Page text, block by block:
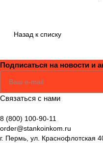
Назад к списку
Подписаться на новости и
Связаться с нами
8 (800) 100-90-11
order@stankoinkom.ru
г. Пермь, ул. Краснофлотская